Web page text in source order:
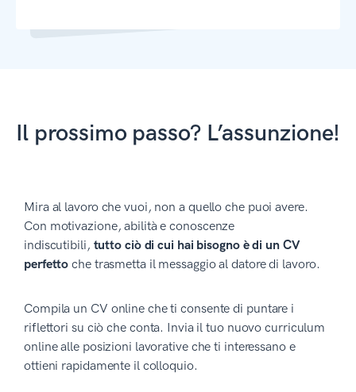
Il prossimo passo? L’assunzione!
Mira al lavoro che vuoi, non a quello che puoi avere.
Con motivazione, abilità e conoscenze
indiscutibili, tutto ciò di cui hai bisogno è di un CV
perfetto che trasmetta il messaggio al datore di lavoro.
Compila un CV online che ti consente di puntare i
riflettori su ciò che conta. Invia il tuo nuovo curriculum
online alle posizioni lavorative che ti interessano e
ottieni rapidamente il colloquio.